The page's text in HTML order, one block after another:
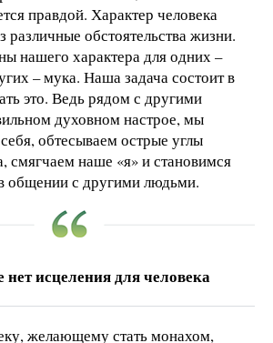
правдой. Характер человека
различные обстоятельства жизни.
нашего характера для одних –
– мука. Наша задача состоит в
это. Ведь рядом с другими
духовном настрое, мы
обтесываем острые углы
смягчаем наше «я» и становимся
общении с другими людьми.
нет исцеления для человека
желающему стать монахом,